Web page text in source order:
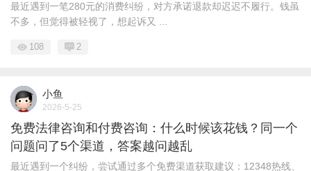
最近遇到一笔280元的消费纠纷，对方承诺退款却迟迟不履行。钱虽
不多，但觉得被轻视了，想起诉又 ...
108 2
小鱼
2026-5-25
免费法律咨询和付费咨询：什么时候该花钱？同一个
问题问了5个渠道，答案越问越乱
最近遇到一个纠纷，尝试通过多个免费渠道获取建议：12348热线、